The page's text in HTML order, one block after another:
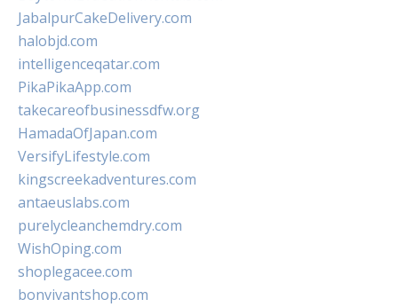
JabalpurCakeDelivery.com
halobjd.com
intelligenceqatar.com
PikaPikaApp.com
takecareofbusinessdfw.org
HamadaOfJapan.com
VersifyLifestyle.com
kingscreekadventures.com
antaeuslabs.com
purelycleanchemdry.com
WishOping.com
shoplegacee.com
bonvivantshop.com